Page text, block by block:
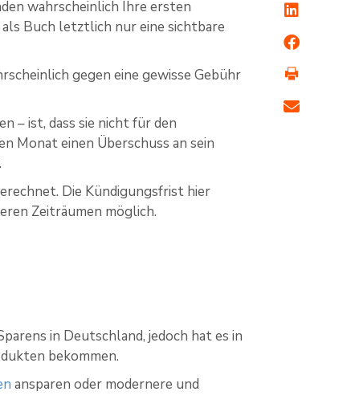
wahrscheinlich Ihre ersten
als Buch letztlich nur eine sichtbare
gegen eine gewisse Gebühr
– ist, dass sie nicht für den
Monat einen Überschuss an sein
Die Kündigungsfrist hier
Zeiträumen möglich.
in Deutschland, jedoch hat es in
bekommen.
ansparen oder modernere und